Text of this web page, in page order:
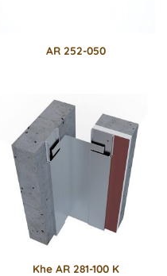
AR 252-050
Khe AR 281-100 K